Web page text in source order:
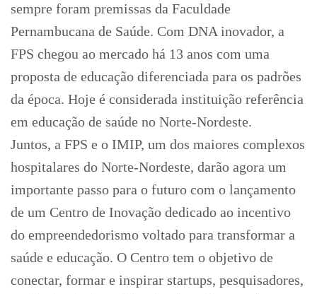
sempre foram premissas da Faculdade
Pernambucana de Saúde. Com DNA inovador, a
FPS chegou ao mercado há 13 anos com uma
proposta de educação diferenciada para os padrões
da época. Hoje é considerada instituição referência
em educação de saúde no Norte-Nordeste.
Juntos, a FPS e o IMIP, um dos maiores complexos
hospitalares do Norte-Nordeste, darão agora um
importante passo para o futuro com o lançamento
de um Centro de Inovação dedicado ao incentivo
do empreendedorismo voltado para transformar a
saúde e educação. O Centro tem o objetivo de
conectar, formar e inspirar startups, pesquisadores,